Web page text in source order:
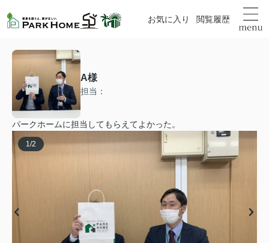
お気に入り 閲覧履歴
A様
担当：
パークホームに担当してもらえてよかった。
1/2